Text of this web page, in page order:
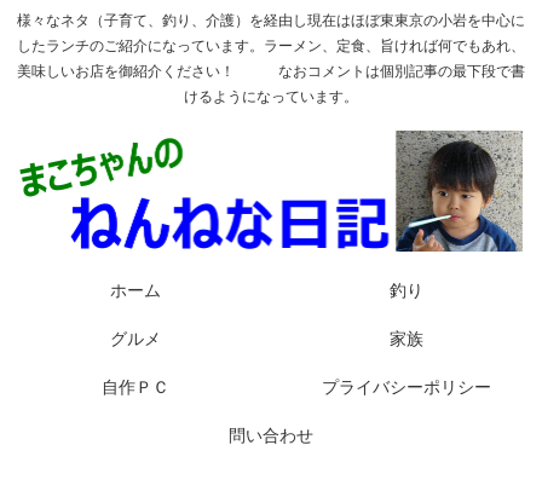
様々なネタ（子育て、釣り、介護）を経由し現在はほぼ東東京の小岩を中心に
したランチのご紹介になっています。ラーメン、定食、旨ければ何でもあれ、
美味しいお店を御紹介ください！ なおコメントは個別記事の最下段で書
けるようになっています。
ホーム 釣り
グルメ 家族
自作ＰＣ プライバシーポリシー
問い合わせ